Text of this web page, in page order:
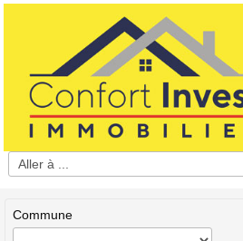
Commune